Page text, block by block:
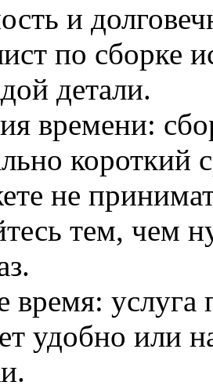
и
по сборке
детали.
времени:
короткий
не
тем, чем
время: услуга
удобно или